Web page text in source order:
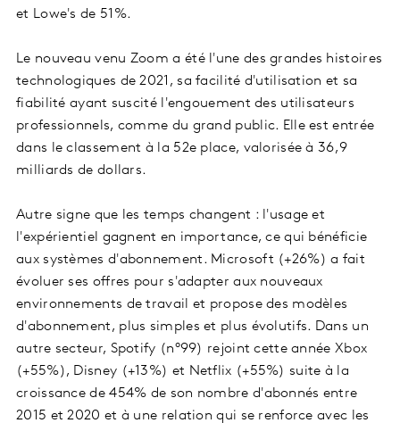
et Lowe's de 51%.
Le nouveau venu Zoom a été l'une des grandes histoires
technologiques de 2021, sa facilité d'utilisation et sa
fiabilité ayant suscité l'engouement des utilisateurs
professionnels, comme du grand public. Elle est entrée
dans le classement à la 52e place, valorisée à 36,9
milliards de dollars.
Autre signe que les temps changent : l'usage et
l'expérientiel gagnent en importance, ce qui bénéficie
aux systèmes d'abonnement. Microsoft (+26%) a fait
évoluer ses offres pour s'adapter aux nouveaux
environnements de travail et propose des modèles
d'abonnement, plus simples et plus évolutifs. Dans un
autre secteur, Spotify (n°99) rejoint cette année Xbox
(+55%), Disney (+13%) et Netflix (+55%) suite à la
croissance de 454% de son nombre d'abonnés entre
2015 et 2020 et à une relation qui se renforce avec les